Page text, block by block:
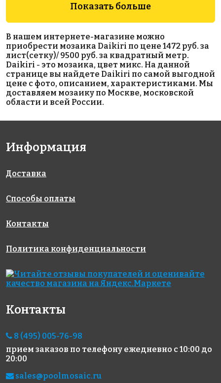
7300 руб./м²
Cobre
313x495
4400 руб./м²
25012 C
313x495
4200 руб./м²
Ocean 3.6
334x334
2507 А
antislip
2537 E
313x495
4200 руб./м²
313x495
3900 руб./м²
7600 руб./м²
Marigold
313x495
Mochi
313x495
Показать больше
В нашем интернете-магазине можно
приобрести мозаика Daikiri по цене 1472 руб. за
лист(сетку)/ 9500 руб. за квадратный метр.
Daikiri - это мозаика, цвет микс. На данной
странице вы найдете Daikiri по самой выгодной
цене с фото, описанием, характеристиками. Мы
доставляем мозаику по Москве, московской
области и всей России.
Информация
Доставка
Способы оплаты
Контакты
Политика конфиденциальности
Контакты
8 (495) 005-76-98
прием заказов по телефону ежедневно с 10:00 до
20:00
sales@poolmosaic.ru